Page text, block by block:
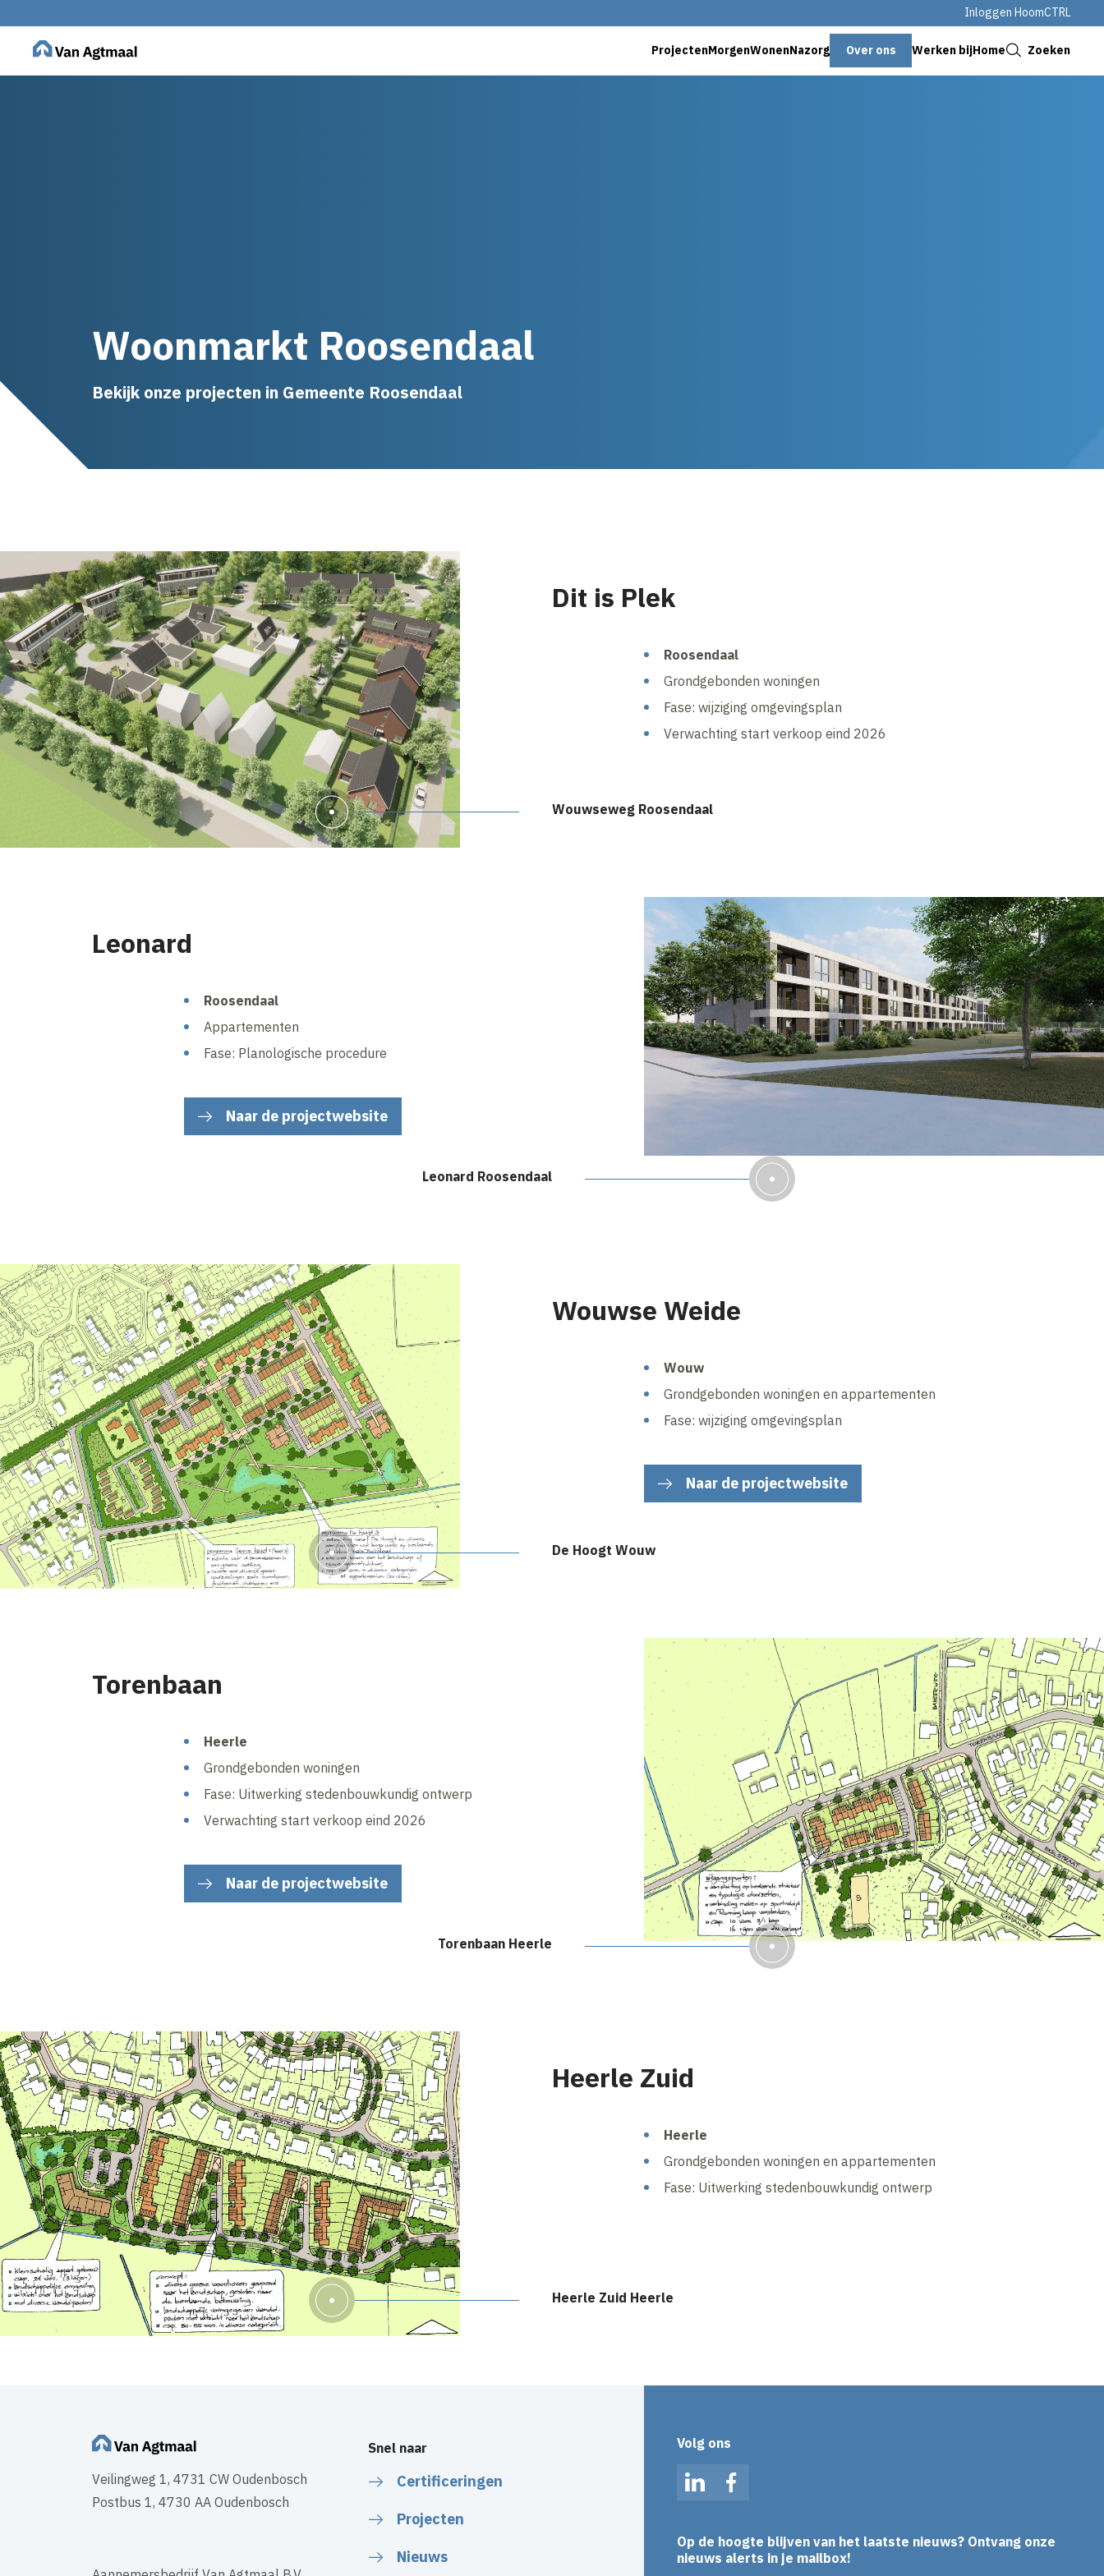
Inloggen HoomCTRL
ProjectenMorgenWonenNazorg Over ons Werken bijHome Zoeken
Woonmarkt Roosendaal
Bekijk onze projecten in Gemeente Roosendaal
Wouwseweg Roosendaal
Dit is Plek
Roosendaal
Grondgebonden woningen
Fase: wijziging omgevingsplan
Verwachting start verkoop eind 2026
Leonard Roosendaal
Leonard
Roosendaal
Appartementen
Fase: Planologische procedure
Naar de projectwebsite
De Hoogt Wouw
Wouwse Weide
Wouw
Grondgebonden woningen en appartementen
Fase: wijziging omgevingsplan
Naar de projectwebsite
Torenbaan Heerle
Torenbaan
Heerle
Grondgebonden woningen
Fase: Uitwerking stedenbouwkundig ontwerp
Verwachting start verkoop eind 2026
Naar de projectwebsite
Heerle Zuid Heerle
Heerle Zuid
Heerle
Grondgebonden woningen en appartementen
Fase: Uitwerking stedenbouwkundig ontwerp
Veilingweg 1, 4731 CW Oudenbosch
Postbus 1, 4730 AA Oudenbosch
Snel naar
Certificeringen
Projecten
Nieuws
Volg ons
LinkedInFacebook
Op de hoogte blijven van het laatste nieuws? Ontvang onze
nieuws alerts in je mailbox!
Sluiten